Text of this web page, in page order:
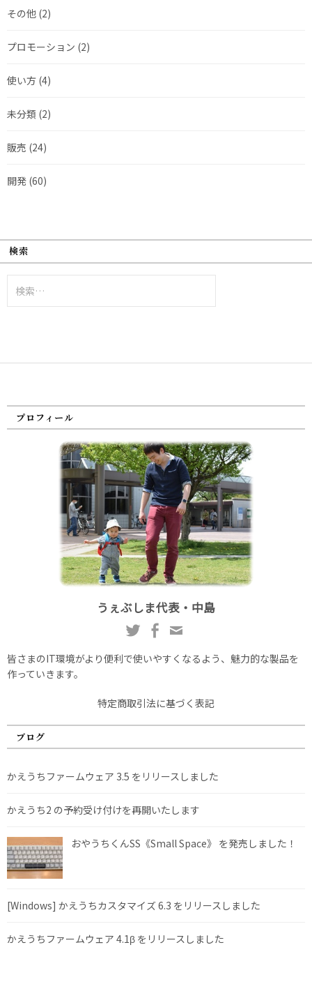
その他 (2)
プロモーション (2)
使い方 (4)
未分類 (2)
販売 (24)
開発 (60)
検索
索:
プロフィール
うぇぶしま代表・中島
皆さまのIT環境がより便利で使いやすくなるよう、魅力的な製品を
作っていきます。
特定商取引法に基づく表記
ブログ
かえうちファームウェア 3.5 をリリースしました
かえうち2 の予約受け付けを再開いたします
おやうちくんSS《Small Space》 を発売しました！
[Windows] かえうちカスタマイズ 6.3 をリリースしました
かえうちファームウェア 4.1β をリリースしました